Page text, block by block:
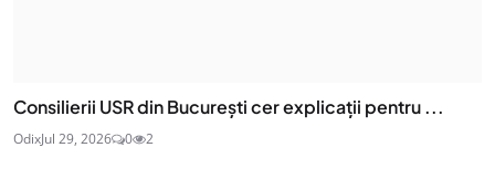
Consilierii USR din București cer explicații pentru ...
OdixJul 29, 2026 0 2